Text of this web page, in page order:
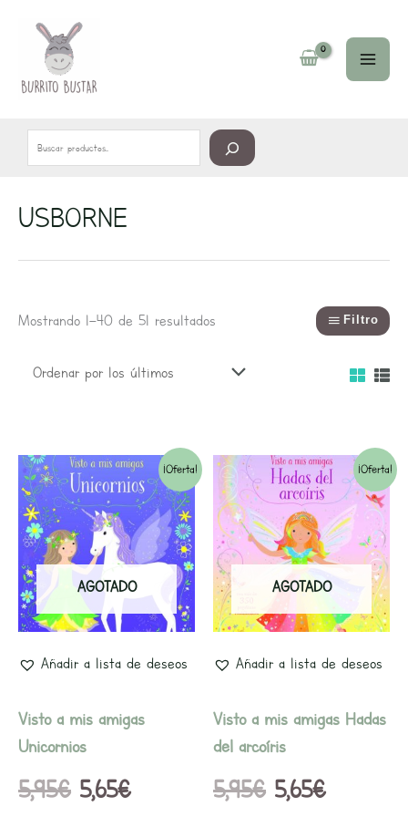
contenido
USBORNE
Mostrando 1–40 de 51 resultados
últimos
Filtro
¡Oferta!
AGOTADO
Añadir a lista de deseos
Visto a mis amigas
Unicornios
5,95€
El
precio
original
era:
5,95€.
5,65€
El
precio
actual
es:
5,65€.
¡Oferta!
AGOTADO
Añadir a lista de deseos
Visto a mis amigas Hadas
del arcoíris
5,95€
El
precio
original
era:
5,95€.
5,65€
El
precio
actual
es:
5,65€.